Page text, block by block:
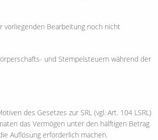
Bearbeitung noch nicht
und Stempelsteuern während der
des Gesetzes zur SRL (vgl. Art. 104 LSRL)
das Vermögen unter den hälftigen Betrag
Auflösung erforderlich machen.